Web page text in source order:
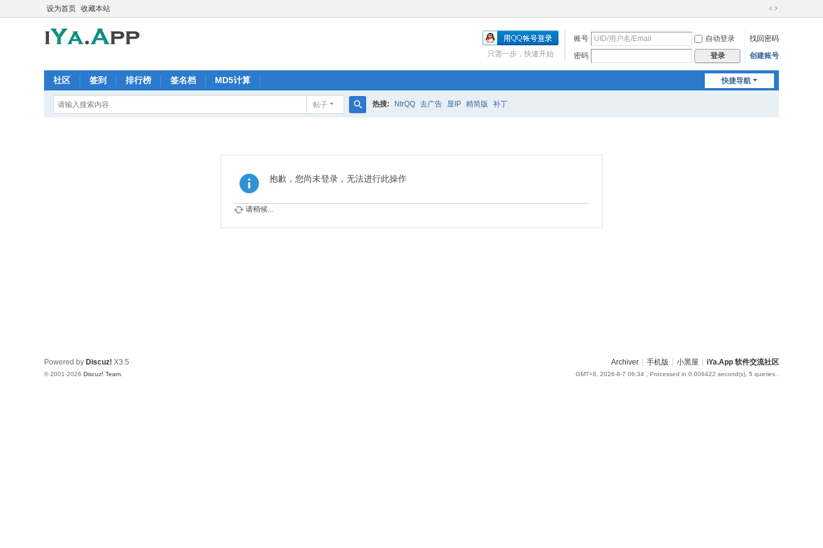
设为首页 收藏本站
切
到
宽
账号 自动登录
找回密码
密码
登录 创建账号
只需一步，快速开始
快捷导航
社区 签到 排行榜 签名档 MD5计算
帖子 热搜: NtrQQ 去广告 显IP 精简版 补丁
抱歉，您尚未登录，无法进行此操作
请稍候...
Archiver 手机版 小黑屋 iYa.App 软件交流社区
GMT+8, 2026-8-7 06:34 , Processed in 0.006422 second(s), 5 queries .
Powered by Discuz! X3.5
© 2001-2026 Discuz! Team